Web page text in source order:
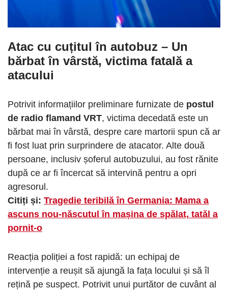
Atac cu cuțitul în autobuz – Un
bărbat în vârstă, victima fatală a
atacului
Potrivit informațiilor preliminare furnizate de postul
de radio flamand VRT, victima decedată este un
bărbat mai în vârstă, despre care martorii spun că ar
fi fost luat prin surprindere de atacator. Alte două
persoane, inclusiv șoferul autobuzului, au fost rănite
după ce ar fi încercat să intervină pentru a opri
agresorul.
Citiți și: Tragedie teribilă în Germania: Mama a
ascuns nou-născutul în mașina de spălat, tatăl a
pornit-o
Reacția poliției a fost rapidă: un echipaj de
intervenție a reușit să ajungă la fața locului și să îl
rețină pe suspect. Potrivit unui purtător de cuvânt al